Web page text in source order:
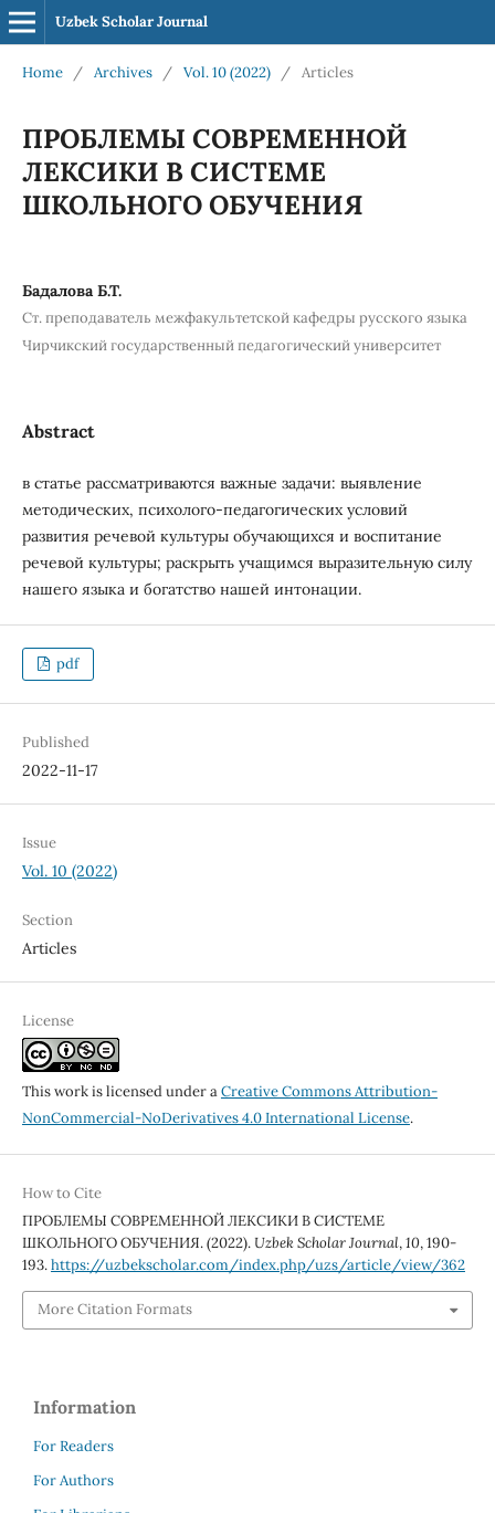
Uzbek Scholar Journal
Home / Archives / Vol. 10 (2022) / Articles
ПРОБЛЕМЫ СОВРЕМЕННОЙ
ЛЕКСИКИ В СИСТЕМЕ
ШКОЛЬНОГО ОБУЧЕНИЯ
Бадалова Б.Т.
Ст. преподаватель межфакультетской кафедры русского языка
Чирчикский государственный педагогический университет
Abstract
в статье рассматриваются важные задачи: выявление
методических, психолого-педагогических условий
развития речевой культуры обучающихся и воспитание
речевой культуры; раскрыть учащимся выразительную силу
нашего языка и богатство нашей интонации.
pdf
Published
2022-11-17
Issue
Vol. 10 (2022)
Section
Articles
License
This work is licensed under aCreative Commons Attribution-
NonCommercial-NoDerivatives 4.0 International License.
How to Cite
ПРОБЛЕМЫ СОВРЕМЕННОЙ ЛЕКСИКИ В СИСТЕМЕ
ШКОЛЬНОГО ОБУЧЕНИЯ. (2022).Uzbek Scholar Journal,10, 190-
193.https://uzbekscholar.com/index.php/uzs/article/view/362
More Citation Formats
Information
For Readers
For Authors